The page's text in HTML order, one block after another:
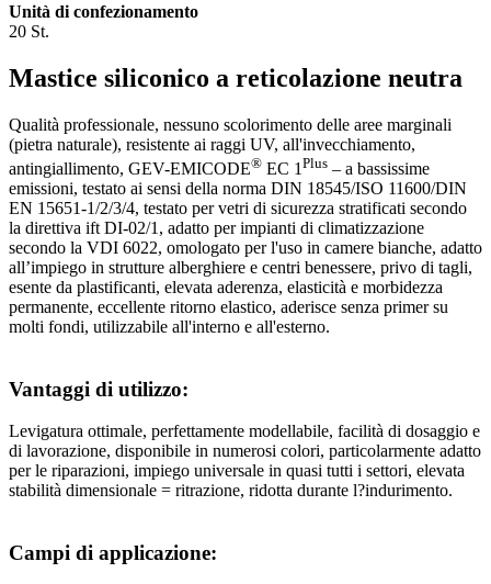
Unità di confezionamento
20 St.
Mastice siliconico a reticolazione neutra
Qualità professionale, nessuno scolorimento delle aree marginali
(pietra naturale), resistente ai raggi UV, all'invecchiamento,
antingiallimento, GEV-EMICODE® EC 1 Plus – a bassissime
emissioni, testato ai sensi della norma DIN 18545/ISO 11600/DIN
EN 15651-1/2/3/4, testato per vetri di sicurezza stratificati secondo
la direttiva ift DI-02/1, adatto per impianti di climatizzazione
secondo la VDI 6022, omologato per l'uso in camere bianche, adatto
all’impiego in strutture alberghiere e centri benessere, privo di tagli,
esente da plastificanti, elevata aderenza, elasticità e morbidezza
permanente, eccellente ritorno elastico, aderisce senza primer su
molti fondi, utilizzabile all'interno e all'esterno.
Vantaggi di utilizzo:
Levigatura ottimale, perfettamente modellabile, facilità di dosaggio e
di lavorazione, disponibile in numerosi colori, particolarmente adatto
per le riparazioni, impiego universale in quasi tutti i settori, elevata
stabilità dimensionale = ritrazione, ridotta durante l?indurimento.
Campi di applicazione: